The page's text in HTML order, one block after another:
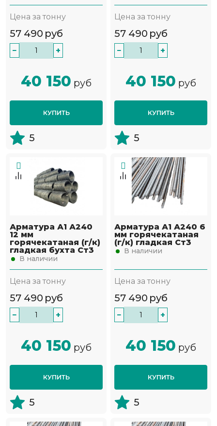
Цена за тонну
57 490 руб
− +
40 150 руб
КУПИТЬ
5
Цена за тонну
57 490 руб
− +
40 150 руб
КУПИТЬ
5
Арматура А1 А240
12 мм
горячекатаная (г/к)
гладкая бухта Ст3
В наличии
Цена за тонну
57 490 руб
− +
40 150 руб
КУПИТЬ
5
Арматура А1 А240 6
мм горячекатаная
(г/к) гладкая Ст3
В наличии
Цена за тонну
57 490 руб
− +
40 150 руб
КУПИТЬ
5